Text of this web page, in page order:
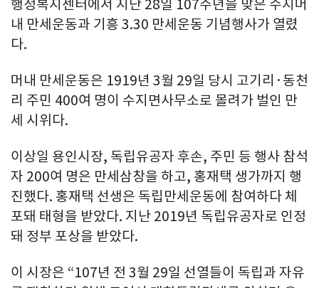
행정복지센터에서 지난 28일 107주년을 맞은 수지머
내 만세운동과 기흥 3.30 만세운동 기념행사가 열렸
다.
머내 만세운동은 1919년 3월 29일 당시 고기리·동천
리 주민 400여 명이 수지면사무소로 몰려가 벌인 만
세 시위다.
이상일 용인시장, 독립유공자 후손, 주민 등 행사 참석
자 200여 명은 만세삼창을 하고, 홍재택 생가까지 행
진했다. 홍재택 선생은 독립만세운동에 참여하다 체
포돼 태형을 받았다. 지난 2019년 독립유공자로 인정
돼 정부 포상을 받았다.
이 시장은 “107년 전 3월 29일 선열들이 독립과 자유